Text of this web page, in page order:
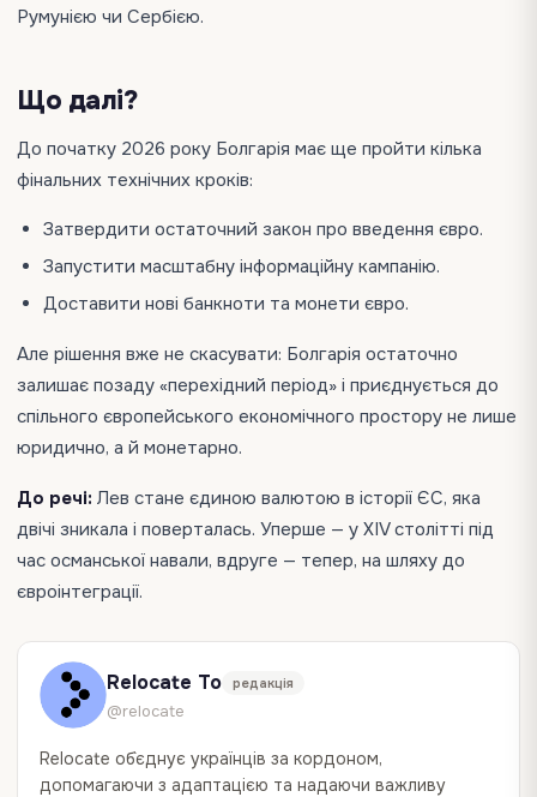
Румунією чи Сербією.
Що далі?
До початку 2026 року Болгарія має ще пройти кілька
фінальних технічних кроків:
Затвердити остаточний закон про введення євро.
Запустити масштабну інформаційну кампанію.
Доставити нові банкноти та монети євро.
Але рішення вже не скасувати: Болгарія остаточно
залишає позаду «перехідний період» і приєднується до
спільного європейського економічного простору не лише
юридично, а й монетарно.
До речі: Лев стане єдиною валютою в історії ЄС, яка
двічі зникала і поверталась. Уперше — у XIV столітті під
час османської навали, вдруге — тепер, на шляху до
євроінтеграції.
Relocate To редакція
@relocate
Relocate об`єднує українців за кордоном,
допомагаючи з адаптацією та надаючи важливу